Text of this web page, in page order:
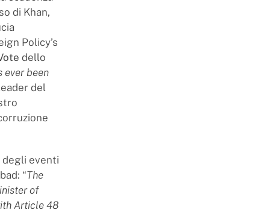
di Khan,
Policy’s
dello
ever been
del
degli eventi
“The
of
Article 48